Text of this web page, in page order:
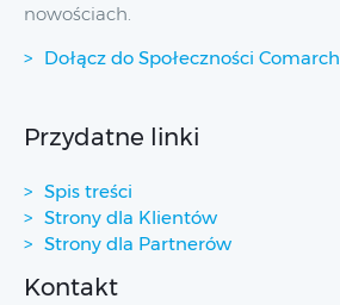
nowościach.
Dołącz do Społeczności Comarch
Przydatne linki
Spis treści
Strony dla Klientów
Strony dla Partnerów
Kontakt